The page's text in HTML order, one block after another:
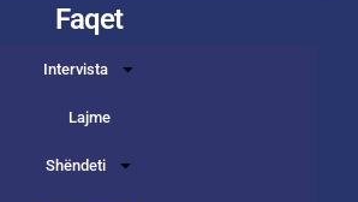
Faqet
Intervista
Lajme
Shëndeti